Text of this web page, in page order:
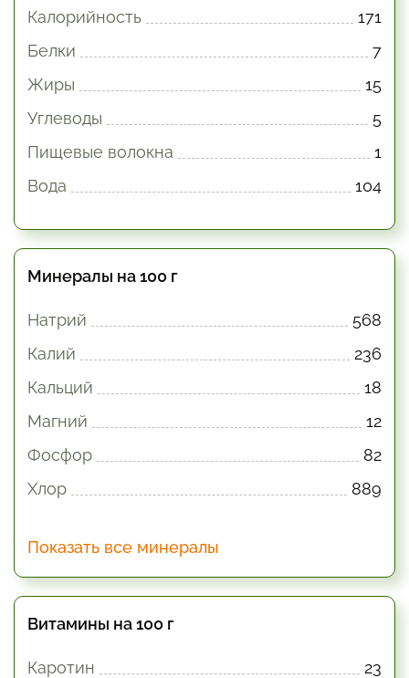
Калорийность
171
Белки
7
Жиры
15
Углеводы
5
Пищевые волокна
1
Вода
104
Минералы на 100 г
Натрий
568
Калий
236
Кальций
18
Магний
12
Фосфор
82
Хлор
889
Показать все минералы
Витамины на 100 г
Каротин
23